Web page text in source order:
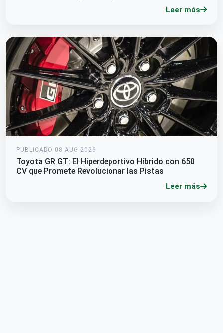
Leer más
PUBLICADO 08 AUG 2026
Toyota GR GT: El Hiperdeportivo Híbrido con 650
CV que Promete Revolucionar las Pistas
Leer más